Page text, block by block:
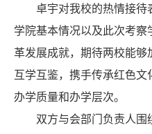
卓宇对我校的热情接待
学院基本情况以及此次考
革发展成就，期待两校能够
互学互鉴，携手传承红色
办学质量和办学层次。
双方与会部门负责人围